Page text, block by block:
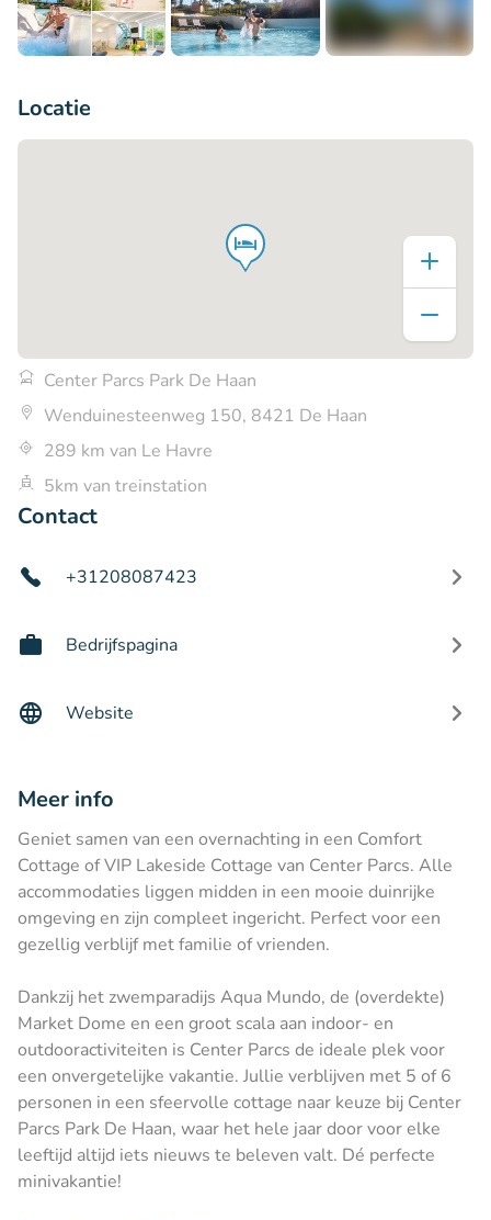
Locatie
Center Parcs Park De Haan
Wenduinesteenweg 150, 8421 De Haan
289 km van Le Havre
5km van treinstation
Contact
+31208087423
Bedrijfspagina
Website
Meer info
Geniet samen van een overnachting in een Comfort
Cottage of VIP Lakeside Cottage van Center Parcs. Alle
accommodaties liggen midden in een mooie duinrijke
omgeving en zijn compleet ingericht. Perfect voor een
gezellig verblijf met familie of vrienden.
Dankzij het zwemparadijs Aqua Mundo, de (overdekte)
Market Dome en een groot scala aan indoor- en
outdooractiviteiten is Center Parcs de ideale plek voor
een onvergetelijke vakantie. Jullie verblijven met 5 of 6
personen in een sfeervolle cottage naar keuze bij Center
Parcs Park De Haan, waar het hele jaar door voor elke
leeftijd altijd iets nieuws te beleven valt. Dé perfecte
minivakantie!